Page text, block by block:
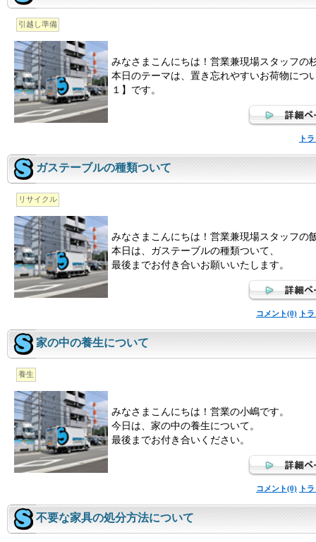
引越し準備
みなさまこんにちは！営業兼現場スタッフの
本日のテーマは、置き忘れやすいお荷物につ
１】です。
ト
ガステーブルの種類ついて
リサイクル
みなさまこんにちは！営業兼現場スタッフの
本日は、ガステーブルの種類ついて、
最後までお付き合いお願いいたします。
コメント(0) ト
家の中の養生について
養生
みなさまこんにちは！営業の小嶋です。
今日は、家の中の養生について。
最後までお付き合いください。
コメント(0) ト
不要な家具の処分方法について